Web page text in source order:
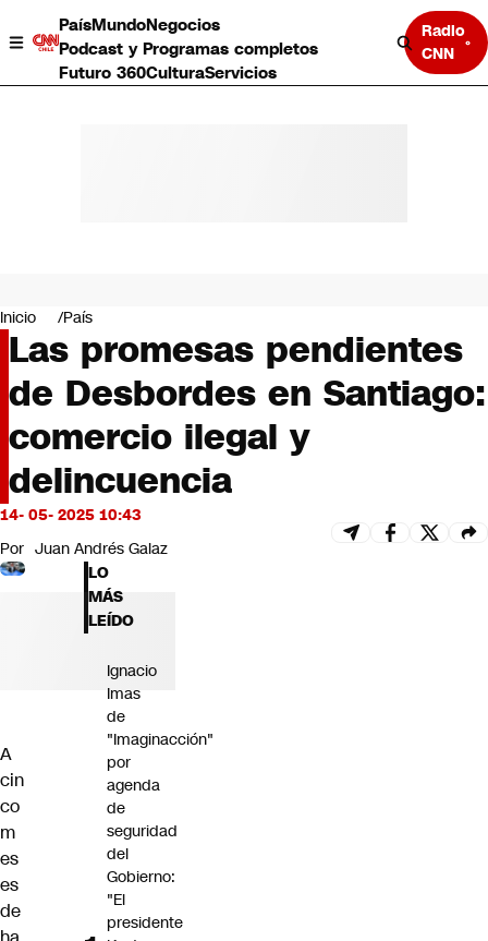
PaísMundoNegocios
Podcast y Programas completos
Futuro 360CulturaServicios
Radio
CNN
Negocios
Deportes
Programas completos
Cultura
Servicios
Bits
CNN tiempo
Futuro 360
Inicio País
Las promesas pendientes
de Desbordes en Santiago:
comercio ilegal y
delincuencia
14- 05- 2025 10:43
Por Juan Andrés Galaz
A
cin
co
m
es
es
de
LO
MÁS
LEÍDO
Ignacio
Imas
de
"Imaginacción"
por
agenda
de
seguridad
del
Gobierno:
"El
presidente